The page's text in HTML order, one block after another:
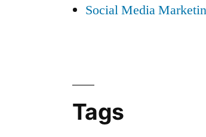
Social Media
Tags